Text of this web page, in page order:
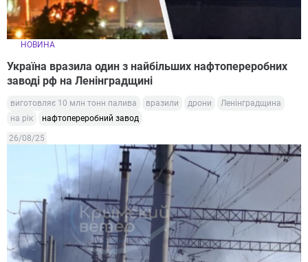
НОВИНА
Україна вразила один з найбільших нафтопереробних
заводі рф на Ленінградщині
виготовляє 10 млн тонн палива вразили дрони
Ленінградщина
на рік
нафтопереробний завод
26/08/25